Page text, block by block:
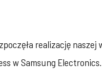
realizację naszej
w Samsung